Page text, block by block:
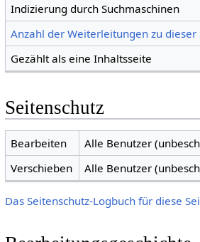
Indizierung durch Suchmaschinen
Anzahl der Weiterleitungen zu dieser
Gezählt als eine Inhaltsseite
Seitenschutz
Bearbeiten
Alle Benutzer
Verschieben
Alle Benutzer
Das Seitenschutz-Logbuch für diese